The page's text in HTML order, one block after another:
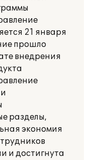
21 января
прошло
внедрения
разделы,
экономия
и достигнута